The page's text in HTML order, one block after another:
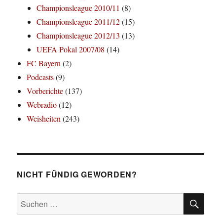
Championsleague 2010/11 (8)
Championsleague 2011/12(15)
Championsleague 2012/13 (13)
UEFA Pokal 2007/08 (14)
FC Bayern(2)
Podcasts(9)
Vorberichte(137)
Webradio(12)
Weisheiten(243)
NICHT FÜNDIG GEWORDEN?
Suchen
nach: